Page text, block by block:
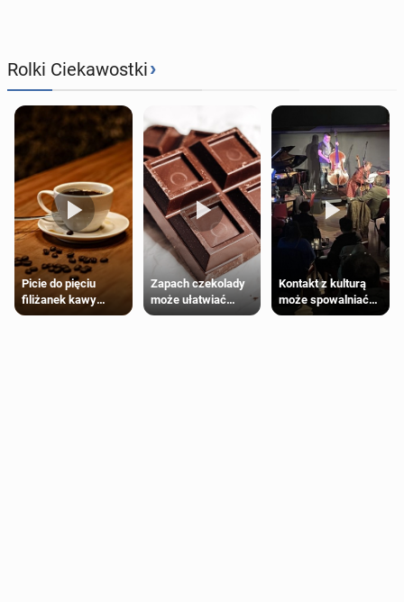
Rolki Ciekawostki›
Picie do pięciu
filiżanek kawy
dziennie jest
Zapach czekolady
może ułatwiać
trening siłowy
Kontakt z kulturą
może spowalniać
starzenie